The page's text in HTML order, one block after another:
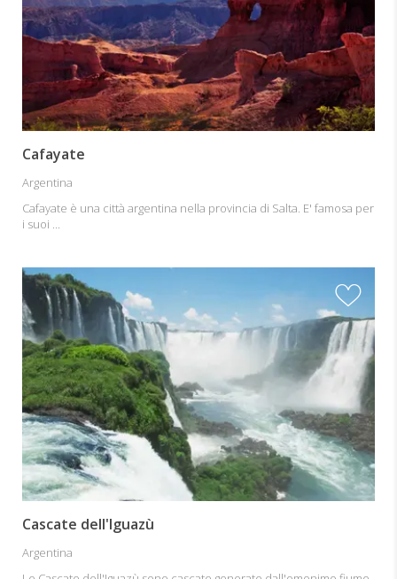
Cafayate
Argentina
Cafayate è una città argentina nella provincia di Salta. E' famosa per
i suoi ...
Cascate dell'Iguazù
Argentina